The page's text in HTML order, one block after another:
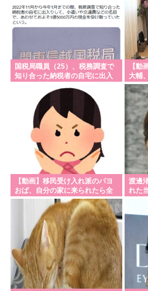
変えるために
水道水を飲むの止めた結果⋯
米国雇用統計、非農業部門
万人予想:+8.0万人、失業率
9月利下げか
【熊本地震】避難者の食生
「パン飽き飽き」-断水なお
【サッカー】スペイン代表
前から一転、バルサ加入へ
契約で年俸55億円準備
ニセコに宿泊する外国人の
も使ってくれることが判明
AI「お前さあ〜w」ぼく「…
ました。ところでお前はど
ライフとかマルエツとか、
ーパーが東京でデカい顔し
通OK行くだろ
国税局職員（25）、税務調査で
知り合った納税者の自宅に出入
するwww
【動
大輔
ジギ
【動画】移民受け入れ派のパヨ
おば、自分の家に来られたら全
力で拒否るｗｗｗｗｗｗｗｗｗ
渡邊
れた
う言